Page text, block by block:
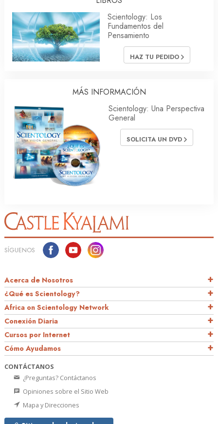
Scientology: Los
Fundamentos del
Pensamiento
HAZ TU PEDIDO
MÁS INFORMACIÓN
Scientology: Una Perspectiva
General
SOLICITA UN DVD
SÍGUENOS
Acerca de Nosotros
¿Qué es Scientology?
Africa on Scientology Network
Conexión Diaria
Cursos por Internet
Cómo Ayudamos
CONTÁCTANOS
¿Preguntas? Contáctanos
Opiniones sobre el Sitio Web
Mapa y Direcciones